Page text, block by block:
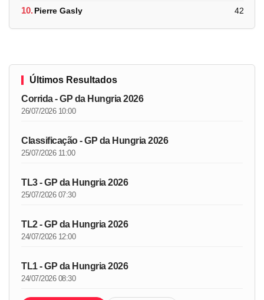
10.Pierre Gasly 42
Últimos Resultados
Corrida - GP da Hungria 2026
26/07/2026 10:00
Classificação - GP da Hungria 2026
25/07/2026 11:00
TL3 - GP da Hungria 2026
25/07/2026 07:30
TL2 - GP da Hungria 2026
24/07/2026 12:00
TL1 - GP da Hungria 2026
24/07/2026 08:30